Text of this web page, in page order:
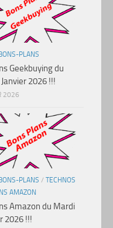
PLANS
Geekbuying du
2026 !!!
2026
PLANS / TECHNOS
AMAZON
Amazon du Mardi
2026 !!!